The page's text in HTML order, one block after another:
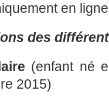
en
des
(enfant né
2015)